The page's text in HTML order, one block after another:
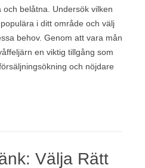
belåtna. Undersök vilken
i ditt område och välj
behov. Genom att vara mån
en viktig tillgång som
och nöjdare
Välja Rätt